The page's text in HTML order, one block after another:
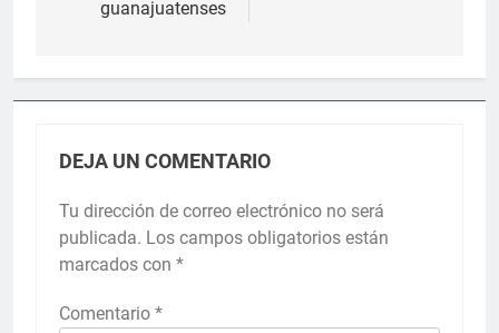
guanajuatenses
DEJA UN COMENTARIO
Tu dirección de correo electrónico no será
publicada. Los campos obligatorios están
marcados con *
Comentario *